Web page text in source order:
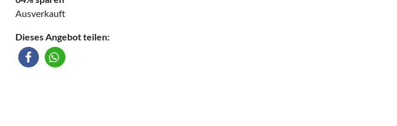
Ausverkauft
Dieses Angebot teilen: